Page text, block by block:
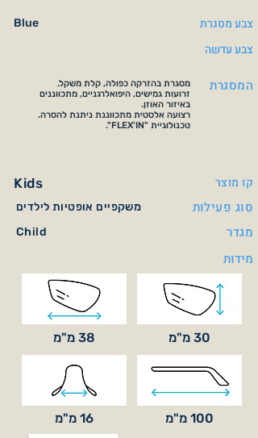
Blue
צבע מסגרת
צבע עדשה
מסגרת בהזרקה כפולה, קלת משקל.
זרועות גמישים, היפואלרגניים, מתכווננים
באיזור האוזן.
רצועה אלסטית מתכווננת ניתנת להסרה.
טכנולוגיית "FLEX'IN".
המסגרת
Kids קו מוצר
משקפיים אופטיות לילדים סוג פעילות
Child
מגדר
מידות
38 מ"מ 30 מ"מ
16 מ"מ 100 מ"מ